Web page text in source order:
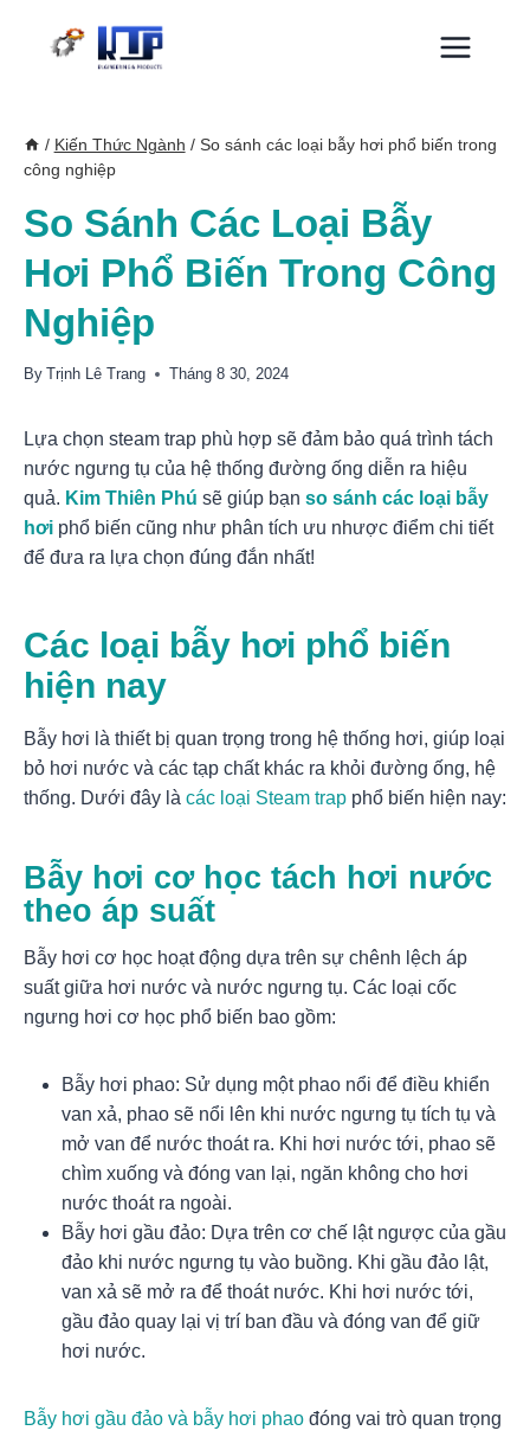
/ Kiến Thức Ngành / So sánh các loại bẫy hơi phổ biến trong
công nghiệp
So Sánh Các Loại Bẫy
Hơi Phổ Biến Trong Công
Nghiệp
By Trịnh Lê Trang Tháng 8 30, 2024
Lựa chọn steam trap phù hợp sẽ đảm bảo quá trình tách
nước ngưng tụ của hệ thống đường ống diễn ra hiệu
quả. Kim Thiên Phú sẽ giúp bạn so sánh các loại bẫy
hơi phổ biến cũng như phân tích ưu nhược điểm chi tiết
để đưa ra lựa chọn đúng đắn nhất!
Các loại bẫy hơi phổ biến
hiện nay
Bẫy hơi là thiết bị quan trọng trong hệ thống hơi, giúp loại
bỏ hơi nước và các tạp chất khác ra khỏi đường ống, hệ
thống. Dưới đây là các loại Steam trap phổ biến hiện nay:
Bẫy hơi cơ học tách hơi nước
theo áp suất
Bẫy hơi cơ học hoạt động dựa trên sự chênh lệch áp
suất giữa hơi nước và nước ngưng tụ. Các loại cốc
ngưng hơi cơ học phổ biến bao gồm:
Bẫy hơi phao: Sử dụng một phao nổi để điều khiển
van xả, phao sẽ nổi lên khi nước ngưng tụ tích tụ và
mở van để nước thoát ra. Khi hơi nước tới, phao sẽ
chìm xuống và đóng van lại, ngăn không cho hơi
nước thoát ra ngoài.
Bẫy hơi gầu đảo: Dựa trên cơ chế lật ngược của gầu
đảo khi nước ngưng tụ vào buồng. Khi gầu đảo lật,
van xả sẽ mở ra để thoát nước. Khi hơi nước tới,
gầu đảo quay lại vị trí ban đầu và đóng van để giữ
hơi nước.
Bẫy hơi gầu đảo và bẫy hơi phao đóng vai trò quan trọng